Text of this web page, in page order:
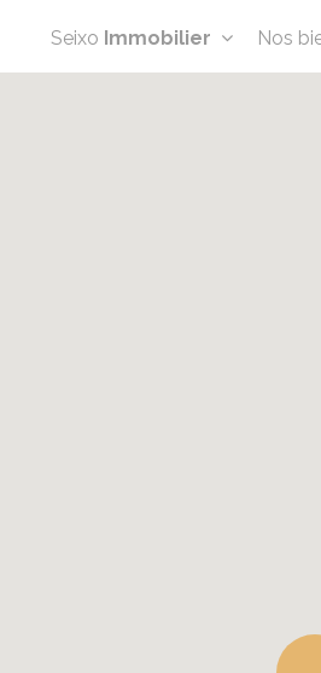
Seixo Immobilier Nos